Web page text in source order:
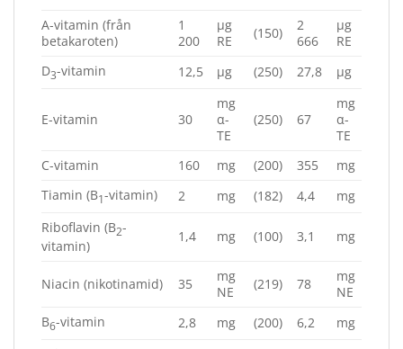
A-vitamin (från
betakaroten)
1
200
µg
RE
(150)
2
666
µg
RE
D3-vitamin 12,5 µg (250) 27,8 µg
E-vitamin 30
mg
α-
TE
(250) 67
mg
α-
TE
C-vitamin
160 mg (200) 355
mg
Tiamin (B1-vitamin) 2 mg (182) 4,4
mg
Riboflavin (B2-
vitamin)
1,4 mg (100) 3,1 mg
Niacin (nikotinamid) 35
mg
NE
(219) 78
mg
NE
B6-vitamin 2,8 mg (200) 6,2
mg